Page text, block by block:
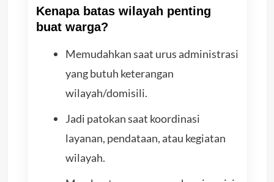
Kenapa batas wilayah penting
buat warga?
Memudahkan saat urus administrasi
yang butuh keterangan
wilayah/domisili.
Jadi patokan saat koordinasi
layanan, pendataan, atau kegiatan
wilayah.